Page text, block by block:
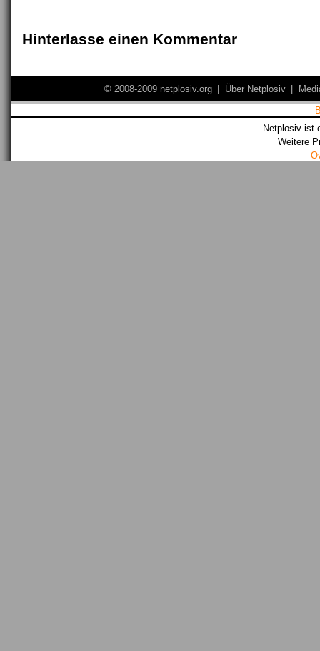
Hinterlasse einen Kommentar
© 2008-2009 netplosiv.org Über Netplosiv
Netplosiv ist
Weitere